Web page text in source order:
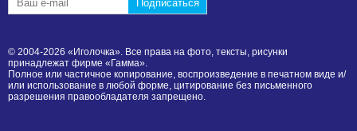
© 2004-2026 «Иголочка». Все права на фото, тексты, рисунки
принадлежат фирме «Гамма».
Полное или частичное копирование, воспроизведение в печатном виде и/
или использование в любой форме, цитирование без письменного
разрешения правообладателя запрещено.